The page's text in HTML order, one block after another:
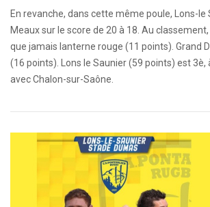
En revanche, dans cette même poule, Lons-le
Meaux sur le score de 20 à 18. Au
que jamais lanterne rouge (11 points). Grand
(16 points). Lons le Saunier (59 points) est 3è,
avec Chalon-sur-Saône.